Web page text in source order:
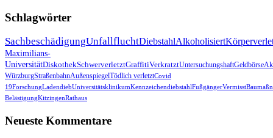
Schlagwörter
SachbeschädigungUnfallfluchtDiebstahlAlkoholisiert
Maximilians-
UniversitätDiskothekSchwerverletztGraffitiVerkratztUntersuchungshaftGeldbörse
WürzburgStraßenbahnAußenspiegelTödlich verletztCovid
19ForschungLadendiebUniversitätsklinikumKennzeichendiebstahlFußgängerVermisst
BelästigungKitzingenRathaus
Neueste Kommentare